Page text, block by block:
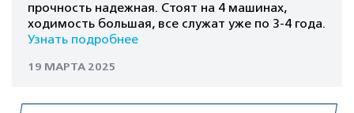
прочность надежная. Стоят на 4 машинах,
ходимость большая, все служат уже по 3-4 года.
Узнать подробнее
19 МАРТА 2025